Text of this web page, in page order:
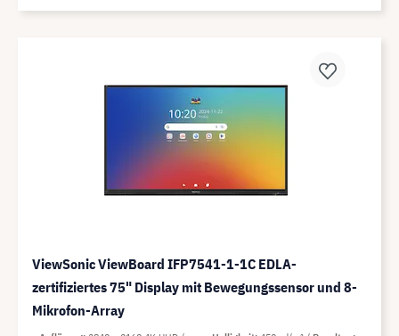
ViewSonic ViewBoard IFP7541-1-1C EDLA-
zertifiziertes 75" Display mit Bewegungssensor und 8-
Mikrofon-Array